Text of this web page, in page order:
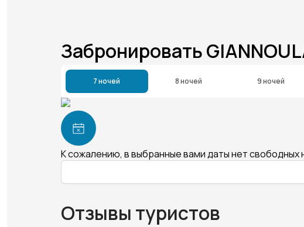
Забронировать
7 ночей 8 ночей 9 ночей
К сожалению, в выбранные вами даты нет свободных
Отзывы туристов